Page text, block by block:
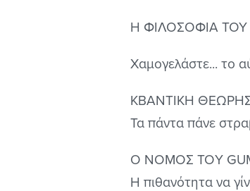
Η ΦΙΛΟΣΟΦΙΑ ΤΟΥ
Χαμογελάστε... το
ΚΒΑΝΤΙΚΗ
Τα πάντα πάνε
Ο ΝΟΜΟΣ ΤΟY
Η πιθανότητα να